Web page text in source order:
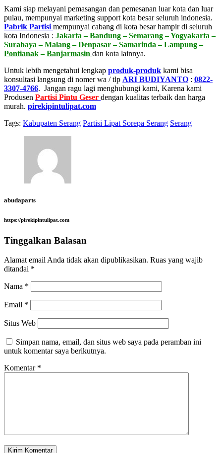
Kami siap melayani pemasangan dan pemesanan luar kota dan luar
pulau, mempunyai marketing support kota besar seluruh indonesia.
Pabrik Partisi mempunyai cabang di kota besar hampir di seluruh
kota Indonesia : Jakarta –Bandung–Semarang–Yogyakarta –
Surabaya –Malang–Denpasar–Samarinda –Lampung–
Pontianak–Banjarmasin dan kota lainnya.
Untuk lebih mengetahui lengkap produk-produk kami bisa
konsultasi langsung di nomer wa / tlp ARI BUDIYANTO : 0822-
3307-4766. Jangan ragu lagi menghubungi kami, Karena kami
Produsen Partisi Pintu Geser dengan kualitas terbaik dan harga
murah. pirekipintulipat.com
Tags: Kabupaten Serang Partisi Lipat Sorepa Serang Serang
abudaparts
https://pirekipintulipat.com
Tinggalkan Balasan
Alamat email Anda tidak akan dipublikasikan. Ruas yang wajib
ditandai *
Nama *
Email *
Situs Web
Simpan nama, email, dan situs web saya pada peramban ini
untuk komentar saya berikutnya.
Komentar *